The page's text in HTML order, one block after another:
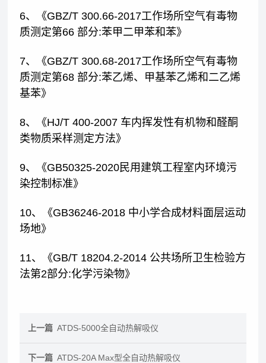
6、《GBZ/T 300.66-2017工作场所空气有毒物
质测定第66 部分:苯甲二甲苯和苯》
7、《GBZ/T 300.68-2017工作场所空气有毒物
质测定第68 部分:苯乙烯、甲基苯乙烯和二乙烯
基苯》
8、《HJ/T 400-2007 车内挥发性有机物和醛酮
类物质采样测定方法》
9、《GB50325-2020民用建筑工程室内环境污
染控制标准》
10、《GB36246-2018 中小学合成材料面层运动
场地》
11、《GB/T 18204.2-2014 公共场所卫生检验方
法第2部分:化学污染物》
上一篇 ATDS-5000全自动热解吸仪
下一篇 ATDS-20A Max型全自动热解吸仪